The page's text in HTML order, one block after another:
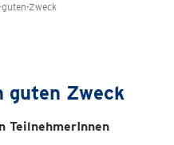
Zweck
guten Zweck
TeilnehmerInnen